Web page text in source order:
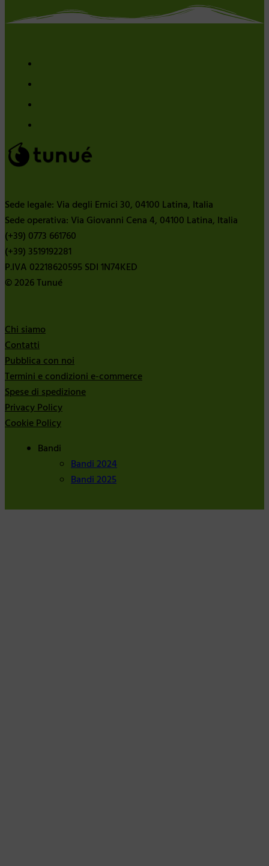
Sede legale: Via degli Ernici 30, 04100 Latina, Italia
Sede operativa: Via Giovanni Cena 4, 04100 Latina, Italia
(+39) 0773 661760
(+39) 3519192281
P.IVA 02218620595 SDI 1N74KED
© 2026 Tunué
Chi siamo
Contatti
Pubblica con noi
Termini e condizioni e-commerce
Spese di spedizione
Privacy Policy
Cookie Policy
Bandi
Bandi 2024
Bandi 2025